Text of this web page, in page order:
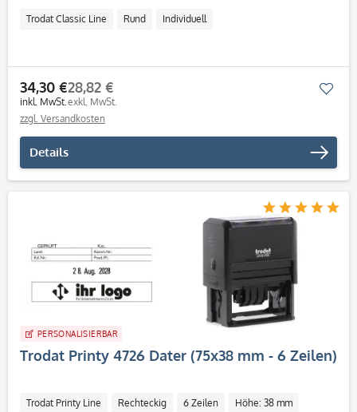
Trodat Classic Line Rund Individuell
34,30 €
inkl. MwSt.
28,82 €
exkl. MwSt.
zzgl. Versandkosten
Details
PERSONALISIERBAR
Trodat Printy 4726 Dater (75x38 mm - 6 Zeilen)
Trodat Printy Line Rechteckig 6 Zeilen Höhe: 38 mm